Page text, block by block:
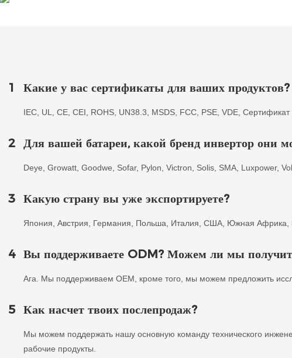
1 Какие у вас сертификаты для ваших продуктов?
IEC, UL, CE, CEI, ROHS, UN38.3, MSDS, FCC, PSE, VDE, Сертификат
2 Для вашей батареи, какой бренд инвертор они
Deye, Growatt, Goodwe, Sofar, Pylon, Victron, Solis, SMA, Luxpower,
3 Какую страну вы уже экспортируете?
Япония, Австрия, Германия, Польша, Италия, США, Южная Африка,
4 Вы поддерживаете ODM? Можем ли мы
Ага. Мы поддерживаем OEM, кроме того, мы можем предложить
5 Как насчет твоих послепродаж?
Мы можем поддержать нашу основную команду технического
рабочие продукты.